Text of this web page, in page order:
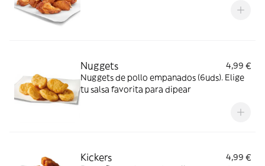
Nuggets
4,99 €
Nuggets de pollo empanados (6uds). Elige
tu salsa favorita para dipear
Kickers
4,99 €